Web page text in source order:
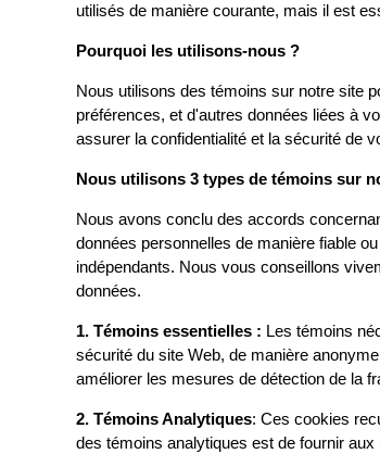
utilisés de manière courante, mais il est
Pourquoi les utilisons-nous ?
Nous utilisons des témoins sur notre site
préférences, et d'autres données liées à
assurer la confidentialité et la sécurité de
Nous utilisons 3 types de témoins sur
Nous avons conclu des accords
données personnelles de manière fiable
indépendants. Nous vous conseillons
données.
1. Témoins essentielles : Les témoins
sécurité du site Web, de manière
améliorer les mesures de détection de la
2. Témoins Analytiques: Ces cookies
des témoins analytiques est de fournir